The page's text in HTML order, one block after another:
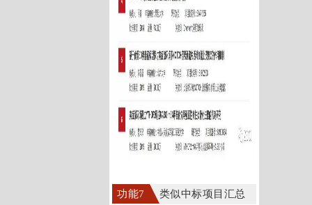
功能7 类似中标项目汇总